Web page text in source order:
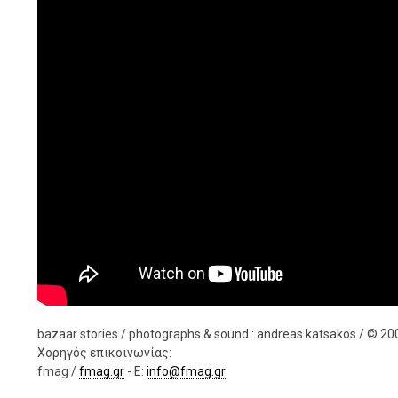
bazaar stories / photographs & sound : andreas katsakos / ©
Χορηγός επικοινωνίας:
fmag /fmag.gr - E: info@fmag.gr